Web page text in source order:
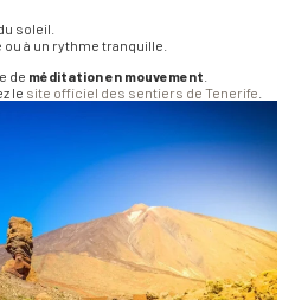
soleil.
à un rythme tranquille.
de méditation en mouvement
le site officiel des sentiers de Tenerife